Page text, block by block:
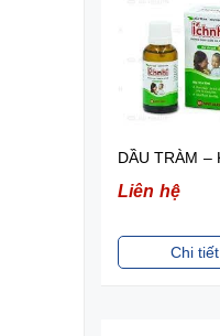
Liên hệ
Chi tiết